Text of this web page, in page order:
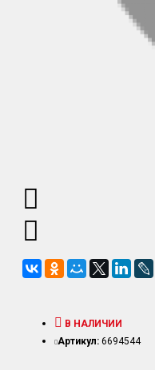
В НАЛИЧИИ
Артикул: 6694544